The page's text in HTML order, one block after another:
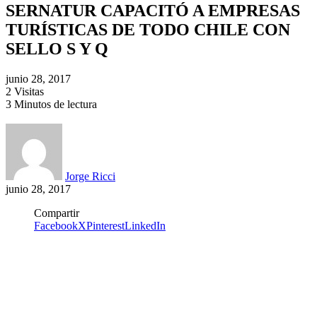
SERNATUR CAPACITÓ A EMPRESAS
TURÍSTICAS DE TODO CHILE CON
SELLO S Y Q
junio 28, 2017
2 Visitas
3 Minutos de lectura
Jorge Ricci
junio 28, 2017
Compartir
FacebookXPinterestLinkedIn